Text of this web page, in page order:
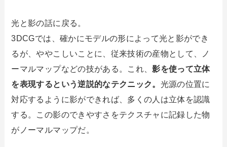
光と影の話に戻る。
3DCGでは、確かにモデルの形によって光と影ができ
るが、ややこしいことに、従来技術の産物として、ノ
ーマルマップなどの技がある。これ、影を使って立体
を表現するという逆説的なテクニック。 光源の位置に
対応するように影ができれば、多くの人は立体を認識
する。この影のできやすさをテクスチャに記録した物
がノーマルマップだ。